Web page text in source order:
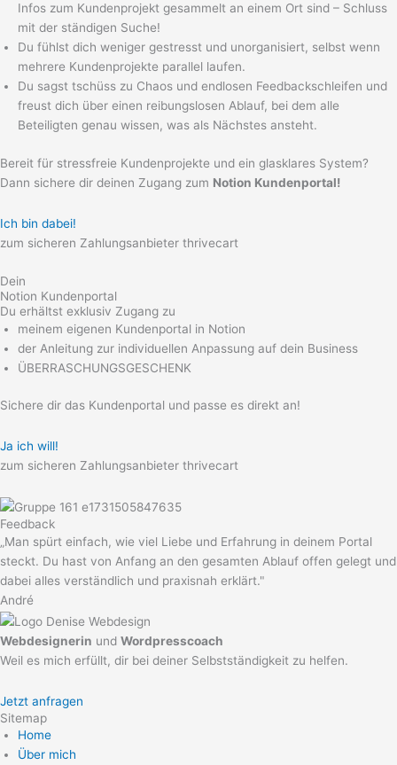
Infos zum Kundenprojekt gesammelt an einem Ort sind – Schluss
mit der ständigen Suche!
Du fühlst dich weniger gestresst und unorganisiert, selbst wenn
mehrere Kundenprojekte parallel laufen.
Du sagst tschüss zu Chaos und endlosen Feedbackschleifen und
freust dich über einen reibungslosen Ablauf, bei dem alle
Beteiligten genau wissen, was als Nächstes ansteht.
Bereit für stressfreie Kundenprojekte und ein glasklares System?
Dann sichere dir deinen Zugang zum Notion Kundenportal!
Ich bin dabei!
zum sicheren Zahlungsanbieter thrivecart
Dein
Notion Kundenportal
Du erhältst exklusiv Zugang zu
meinem eigenen Kundenportal in Notion
der Anleitung zur individuellen Anpassung auf dein Business
ÜBERRASCHUNGSGESCHENK
Sichere dir das Kundenportal und passe es direkt an!
Ja ich will!
zum sicheren Zahlungsanbieter thrivecart
Feedback
„Man spürt einfach, wie viel Liebe und Erfahrung in deinem Portal
steckt. Du hast von Anfang an den gesamten Ablauf offen gelegt und
dabei alles verständlich und praxisnah erklärt."
André
Webdesignerin und Wordpresscoach
Weil es mich erfüllt, dir bei deiner Selbstständigkeit zu helfen.
Jetzt anfragen
Sitemap
Home
Über mich